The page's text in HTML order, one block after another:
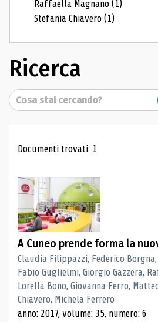
Raffaella Magnano(1)
Stefania Chiavero(1)
Ricerca
Cerca
Risultati di
Documenti trovati: 1
A Cuneo prende forma la
Claudia Filippazzi, Federico Borgna,
Fabio Guglielmi, Giorgio Gazzera,
Lorella Bono, Giovanna Ferro,
Chiavero, Michela Ferrero
anno: 2017, volume: 35, numero: 6